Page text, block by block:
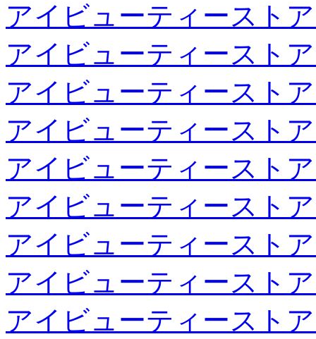
アイビューティースト
アイビューティースト
アイビューティースト
アイビューティースト
アイビューティースト
アイビューティースト
アイビューティースト
アイビューティースト
アイビューティースト